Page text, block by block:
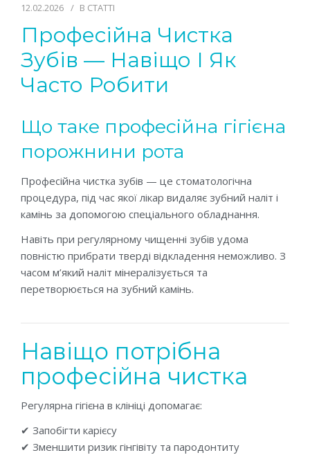
12.02.2026 В СТАТТІ
Професійна Чистка
Зубів — Навіщо І Як
Часто Робити
Що таке професійна гігієна
порожнини рота
Професійна чистка зубів — це стоматологічна
процедура, під час якої лікар видаляє зубний наліт і
камінь за допомогою спеціального обладнання.
Навіть при регулярному чищенні зубів удома
повністю прибрати тверді відкладення неможливо. З
часом м’який наліт мінералізується та
перетворюється на зубний камінь.
Навіщо потрібна
професійна чистка
Регулярна гігієна в клініці допомагає:
✔ Запобігти карієсу
✔ Зменшити ризик гінгівіту та пародонтиту